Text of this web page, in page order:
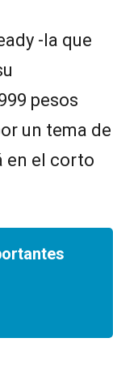
-la que
pesos
un tema de
en el corto